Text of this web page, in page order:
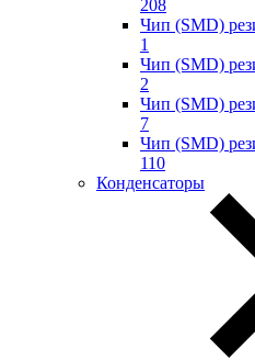
208
Чип (SMD)
1
Чип (SMD)
2
Чип (SMD)
7
Чип (SMD)
110
Конденсаторы